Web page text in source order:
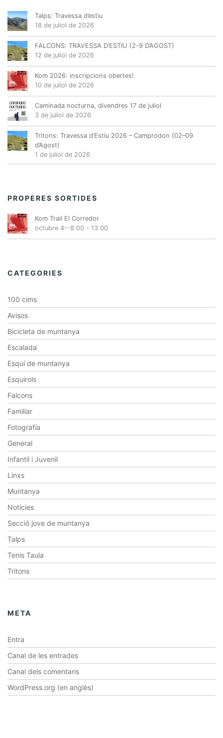
Talps: Travessa d’estiu
18 de juliol de 2026
FALCONS: TRAVESSA D’ESTIU (2-9 D’AGOST)
12 de juliol de 2026
Kom 2026: inscripcions obertes!
10 de juliol de 2026
Caminada nocturna, divendres 17 de juliol
3 de juliol de 2026
Tritons: Travessa d’Estiu 2026 – Camprodon (02–09
d’Agost)
1 de juliol de 2026
PROPERES SORTIDES
Kom Trail El Corredor
octubre 4--8:00 - 13:00
CATEGORIES
100 cims
Avisos
Bicicleta de muntanya
Escalada
Esquí de muntanya
Esquirols
Falcons
Familiar
Fotografía
General
Infantil i Juvenil
Linxs
Muntanya
Notícies
Secció jove de muntanya
Talps
Tenis Taula
Tritons
META
Entra
Canal de les entrades
Canal dels comentaris
WordPress.org (en anglès)